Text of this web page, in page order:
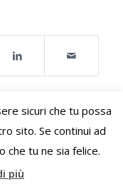
8 idee da
sicuri che tu possa
sito. Se continui ad
che tu ne sia felice.
più